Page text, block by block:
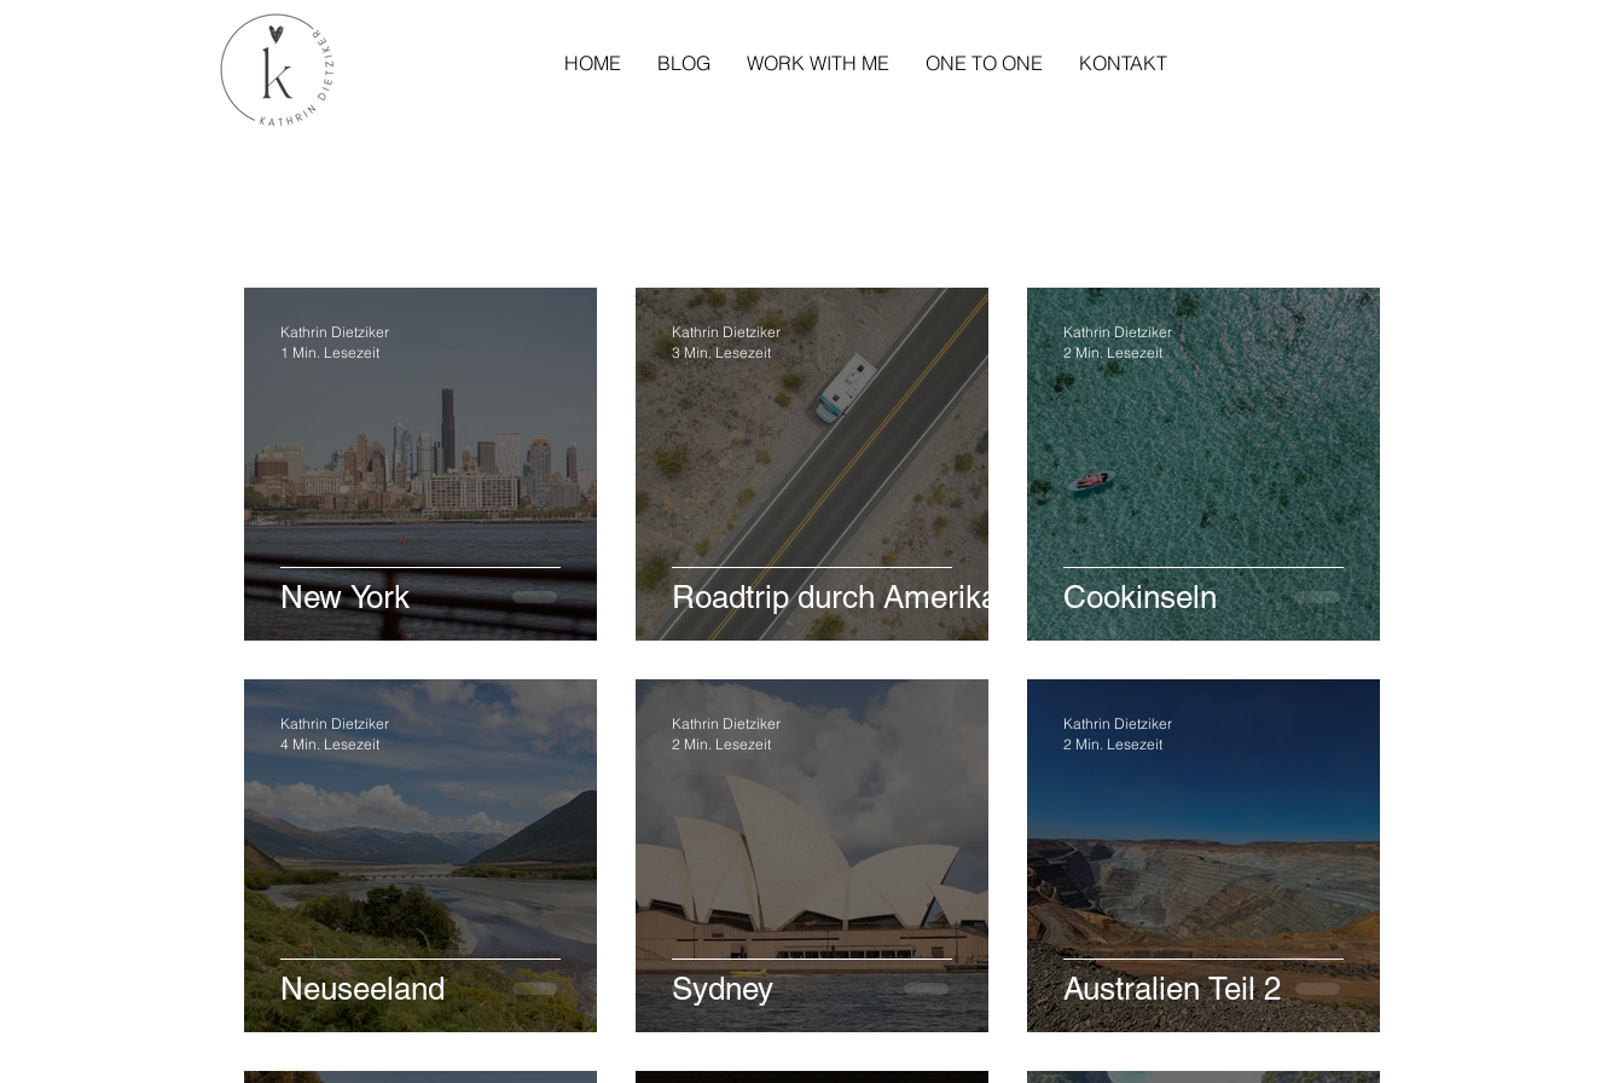
HOME BLOG WORK WITH ME ONE TO ONE KONTAKT
New York
Kathrin Dietziker
1 Min. Lesezeit
Roadtrip durch Amerika
Kathrin Dietziker
3 Min. Lesezeit
Cookinseln
Kathrin Dietziker
2 Min. Lesezeit
Neuseeland
Kathrin Dietziker
4 Min. Lesezeit
Sydney
Kathrin Dietziker
2 Min. Lesezeit
Australien Teil 2
Kathrin Dietziker
2 Min. Lesezeit